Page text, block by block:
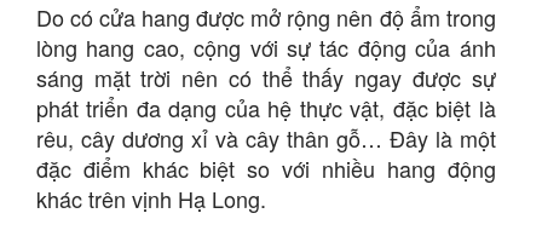
Do có cửa hang được mở rộng nên độ ẩm trong
lòng hang cao, cộng với sự tác động của ánh
sáng mặt trời nên có thể thấy ngay được sự
phát triển đa dạng của hệ thực vật, đặc biệt là
rêu, cây dương xỉ và cây thân gỗ… Đây là một
đặc điểm khác biệt so với nhiều hang động
khác trên vịnh Hạ Long.